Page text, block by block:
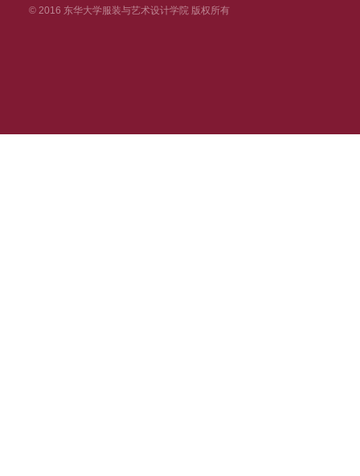
© 2016 东华大学服装与艺术设计学院 版权所有